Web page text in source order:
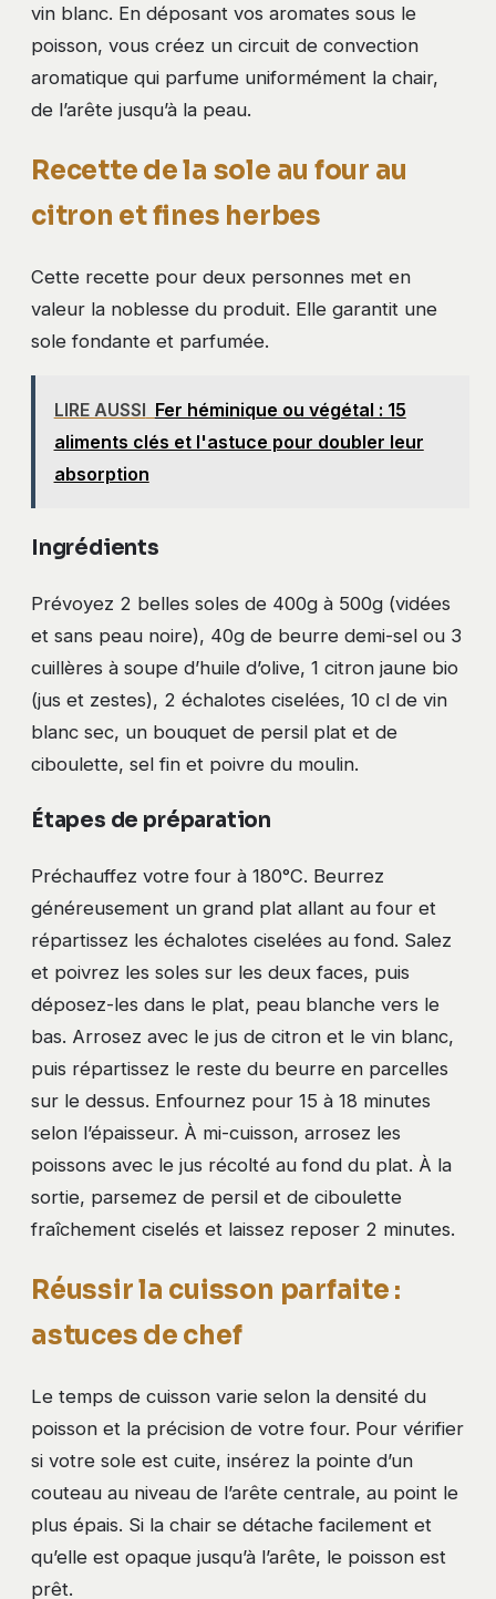
vin blanc. En déposant vos aromates sous le
poisson, vous créez un circuit de convection
aromatique qui parfume uniformément la chair,
de l’arête jusqu’à la peau.
Recette de la sole au four au
citron et fines herbes
Cette recette pour deux personnes met en
valeur la noblesse du produit. Elle garantit une
sole fondante et parfumée.
LIRE AUSSI Fer héminique ou végétal : 15
aliments clés et l'astuce pour doubler leur
absorption
Ingrédients
Prévoyez 2 belles soles de 400g à 500g (vidées
et sans peau noire), 40g de beurre demi-sel ou 3
cuillères à soupe d’huile d’olive, 1 citron jaune bio
(jus et zestes), 2 échalotes ciselées, 10 cl de vin
blanc sec, un bouquet de persil plat et de
ciboulette, sel fin et poivre du moulin.
Étapes de préparation
Préchauffez votre four à 180°C. Beurrez
généreusement un grand plat allant au four et
répartissez les échalotes ciselées au fond. Salez
et poivrez les soles sur les deux faces, puis
déposez-les dans le plat, peau blanche vers le
bas. Arrosez avec le jus de citron et le vin blanc,
puis répartissez le reste du beurre en parcelles
sur le dessus. Enfournez pour 15 à 18 minutes
selon l’épaisseur. À mi-cuisson, arrosez les
poissons avec le jus récolté au fond du plat. À la
sortie, parsemez de persil et de ciboulette
fraîchement ciselés et laissez reposer 2 minutes.
Réussir la cuisson parfaite :
astuces de chef
Le temps de cuisson varie selon la densité du
poisson et la précision de votre four. Pour vérifier
si votre sole est cuite, insérez la pointe d’un
couteau au niveau de l’arête centrale, au point le
plus épais. Si la chair se détache facilement et
qu’elle est opaque jusqu’à l’arête, le poisson est
prêt.